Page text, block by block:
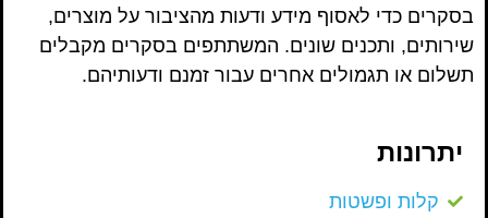
בסקרים כדי לאסוף מידע ודעות מהציבור על מוצרים,
שירותים, ותכנים שונים. המשתתפים בסקרים מקבלים
תשלום או תגמולים אחרים עבור זמנם ודעותיהם.
יתרונות
קלות ופשטות